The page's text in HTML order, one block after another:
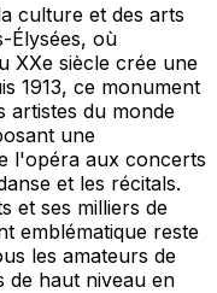
culture et des arts
Élysées, où
XXe siècle crée une
1913, ce monument
artistes du monde
une
l'opéra aux concerts
et les récitals.
et ses milliers de
emblématique reste
les amateurs de
de haut niveau en